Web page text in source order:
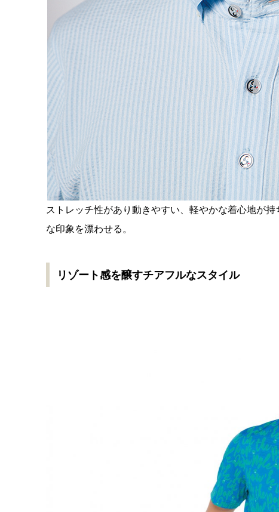
ストレッチ性があり動きやすい、軽やかな着心地が
な印象を漂わせる。
リゾート感を醸すチアフルなスタイル